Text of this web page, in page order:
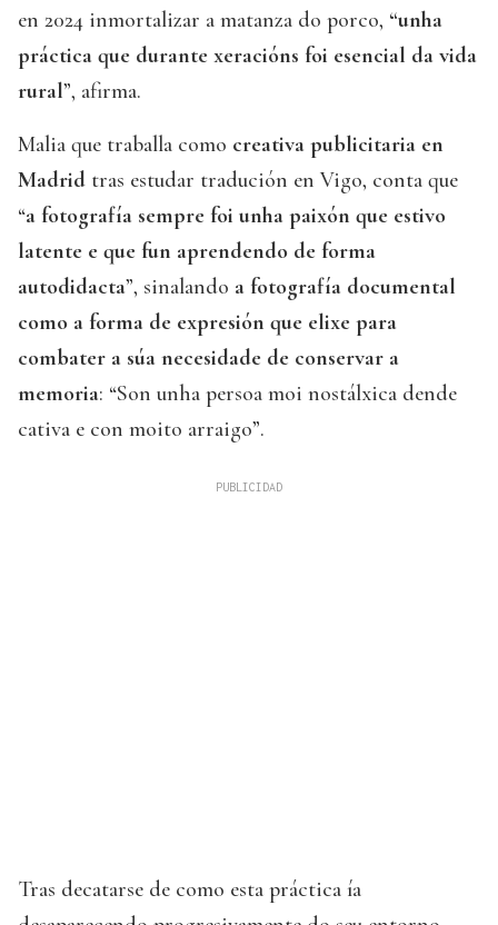
en 2024 inmortalizar a matanza do porco, “unha
práctica que durante xeracións foi esencial da vida
rural”, afirma.
Malia que traballa como creativa publicitaria en
Madrid tras estudar tradución en Vigo, conta que
“a fotografía sempre foi unha paixón que estivo
latente e que fun aprendendo de forma
autodidacta”, sinalando a fotografía documental
como a forma de expresión que elixe para
combater a súa necesidade de conservar a
memoria: “Son unha persoa moi nostálxica dende
cativa e con moito arraigo”.
Tras decatarse de como esta práctica ía